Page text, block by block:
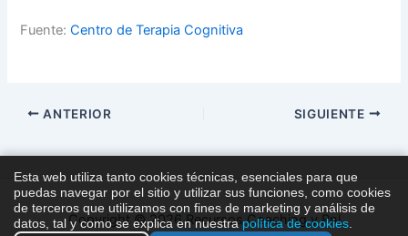
Fuente:Centro de Terapia Cognitiva
ANTERIOR SIGUIENTE
Copyright © 2026 Recursos Coaching y Pnl
Esta web utiliza tanto cookies técnicas, esenciales para que
puedas navegar por el sitio y utilizar sus funciones, como cookies
de terceros que utilizamos con fines de marketing y análisis de
datos, tal y como se explica en nuestrapolítica de cookies